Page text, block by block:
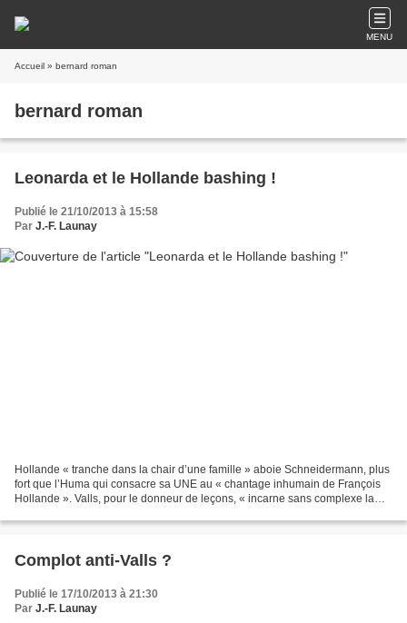
MENU
Accueil » bernard roman
bernard roman
Leonarda et le Hollande bashing !
Publié le 21/10/2013 à 15:58
Par J.-F. Launay
Hollande « tranche dans la chair d’une famille » aboie Schneidermann, plus
fort que l’Huma qui consacre sa UNE au « chantage inhumain de François
Hollande ». Valls, pour le donneur de leçons, « incarne sans complexe la
Complot anti-Valls ?
Publié le 17/10/2013 à 21:30
Par J.-F. Launay